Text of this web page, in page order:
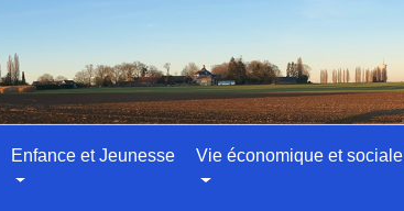
Enfance et Jeunesse Vie économique et sociale